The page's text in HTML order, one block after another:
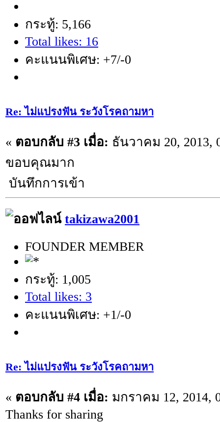
กระทู้: 5,166
Total likes: 16
คะแนนพิเศษ: +7/-0
Re: ไม่แปรงฟัน ระวังโรคถามหา
« ตอบกลับ #3 เมื่อ: ธันวาคม 20, 2013,
ขอบคุณมาก
บันทึกการเข้า
takizawa2001
FOUNDER MEMBER
กระทู้: 1,005
Total likes: 3
คะแนนพิเศษ: +1/-0
Re: ไม่แปรงฟัน ระวังโรคถามหา
« ตอบกลับ #4 เมื่อ: มกราคม 12, 2014,
Thanks for sharing